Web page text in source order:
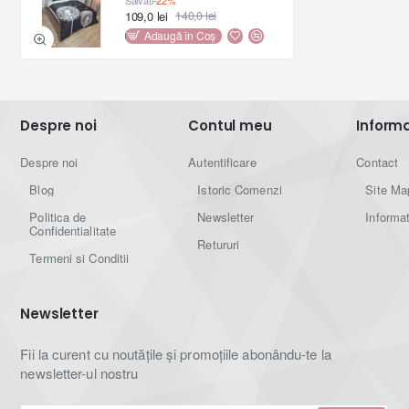
1bc cearceaf de pat 230x250 cm;
- tip material : bumbac tip finet ;
- ambalaj : husă transparentă din plastic ;
- greutate totală produs : 2600gr .
-sespală ușor la temperaturi scăzute, nu mai mari
109,0 lei 140,0 lei
Adaugă în Coş
Despre noi
Despre noi
Blog
Politica de
Confidentialitate
Termeni si Conditii
Contul meu
Autentificare
Istoric Comenzi
Newsletter
Retururi
Contact
Site
Newsletter
Fii la curent cu noutățile și promoțiile abonându-te la
newsletter-ul nostru